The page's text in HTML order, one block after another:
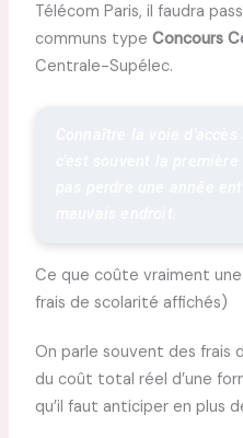
Télécom Paris, il faudra
communs type Concours
Centrale-Supélec.
Ce que coûte vraiment
frais de scolarité affichés)
On parle souvent des frais
du coût total réel d’une
qu’il faut anticiper en plus